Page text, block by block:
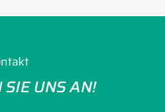
SIE UNS AN!